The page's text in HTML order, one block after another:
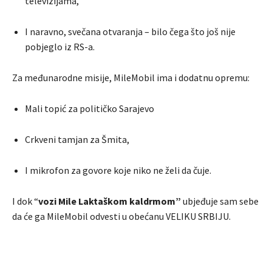
I naravno, svečana otvaranja – bilo čega što još nije
pobjeglo iz RS-a.
Za međunarodne misije, MileMobil ima i dodatnu opremu:
Mali topić za političko Sarajevo
Crkveni tamjan za Šmita,
I mikrofon za govore koje niko ne želi da čuje.
I dok “vozi Mile Laktaškom kaldrmom” ubjeđuje sam sebe
da će ga MileMobil odvesti u obećanu VELIKU SRBIJU.